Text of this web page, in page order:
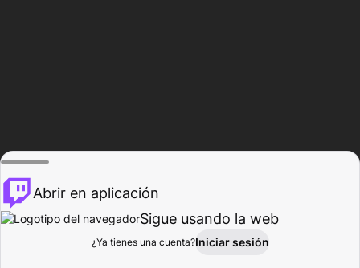
Explorar Actividad
Abrir en aplicación
Sigue usando la web
¿Ya tienes una cuenta?Iniciar sesión